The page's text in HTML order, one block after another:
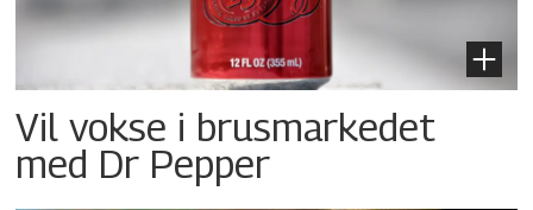
Vil vokse i brusmarkedet
med Dr Pepper